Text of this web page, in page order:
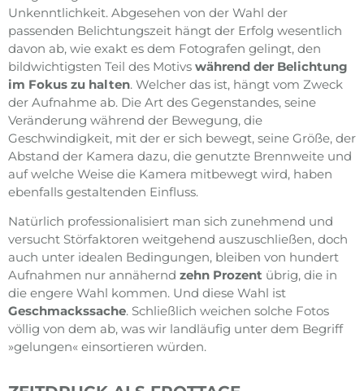
Unkenntlichkeit. Abgesehen von der Wahl der
passenden Belichtungszeit hängt der Erfolg wesentlich
davon ab, wie exakt es dem Fotografen gelingt, den
bildwichtigsten Teil des Motivs während der Belichtung
im Fokus zu halten. Welcher das ist, hängt vom Zweck
der Aufnahme ab. Die Art des Gegenstandes, seine
Veränderung während der Bewegung, die
Geschwindigkeit, mit der er sich bewegt, seine Größe, der
Abstand der Kamera dazu, die genutzte Brennweite und
auf welche Weise die Kamera mitbewegt wird, haben
ebenfalls gestaltenden Einfluss.
Natürlich professionalisiert man sich zunehmend und
versucht Störfaktoren weitgehend auszuschließen, doch
auch unter idealen Bedingungen, bleiben von hundert
Aufnahmen nur annähernd zehn Prozent übrig, die in
die engere Wahl kommen. Und diese Wahl ist
Geschmackssache. Schließlich weichen solche Fotos
völlig von dem ab, was wir landläufig unter dem Begriff
»gelungen« einsortieren würden.